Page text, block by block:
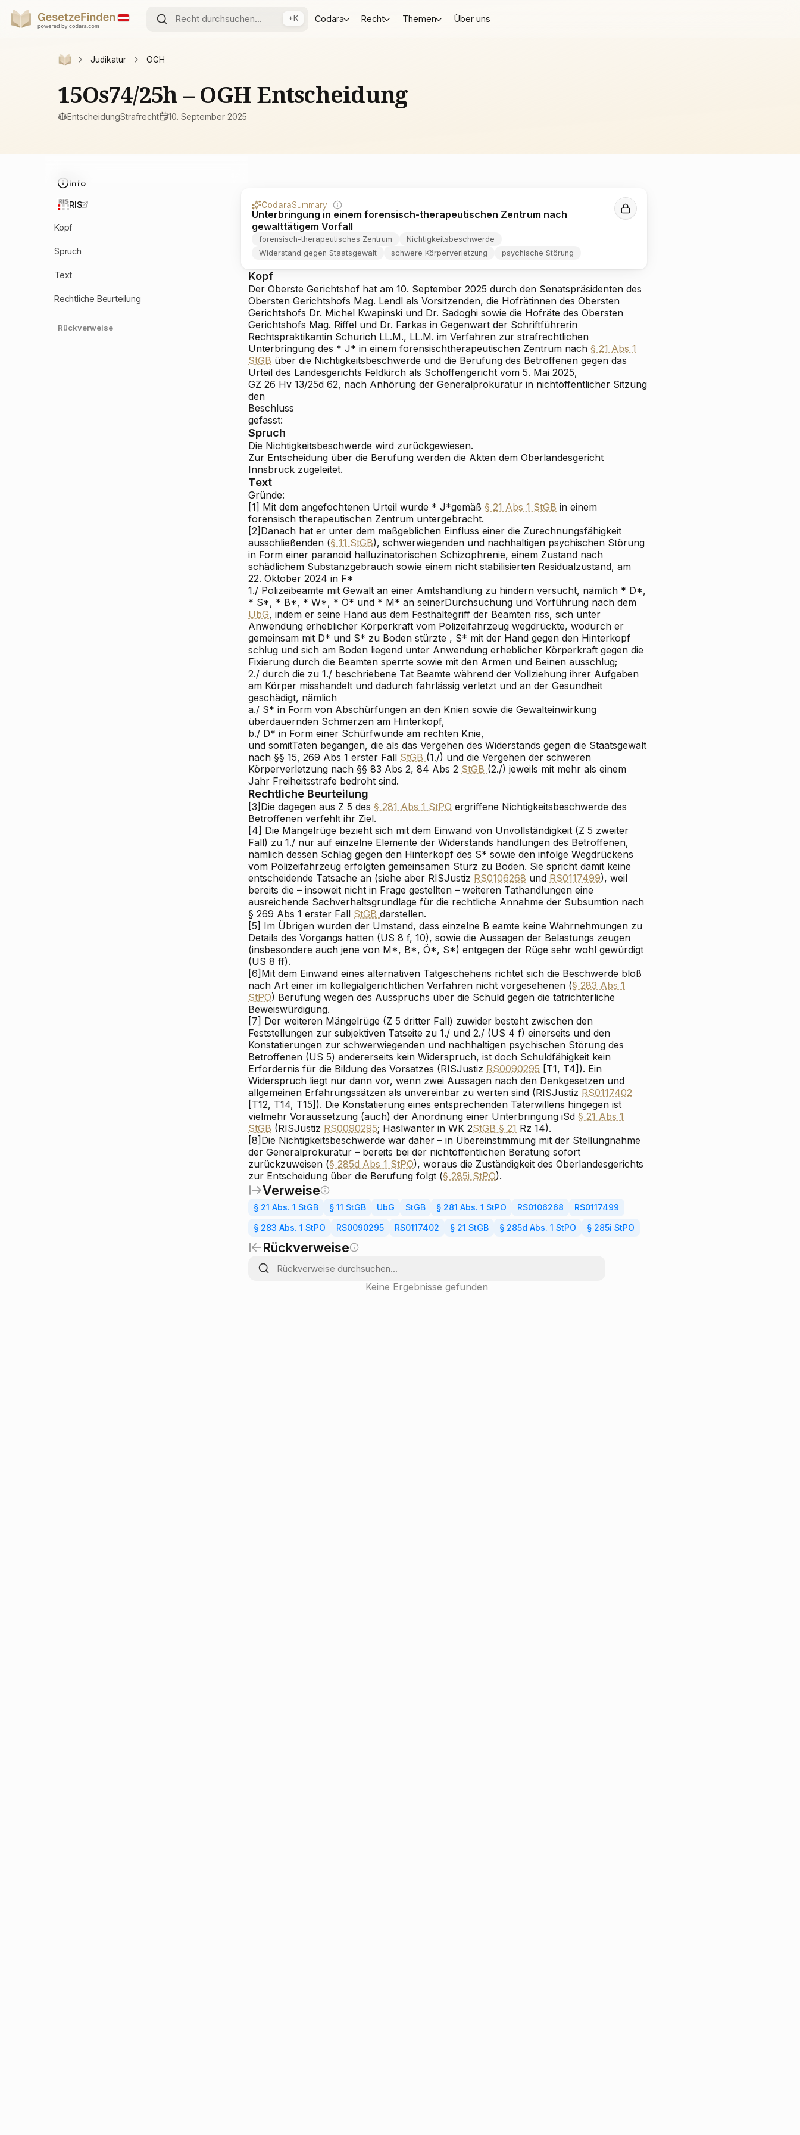
+K Codara Recht Themen Über uns
Judikatur OGH
15Os74/25h – OGH Entscheidung
EntscheidungStrafrecht 10. September 2025
Info
RIS
Kopf
Spruch
Text
Rechtliche Beurteilung
Rückverweise
CodaraSummary
Unterbringung in einem forensisch-therapeutischen Zentrum nach
gewalttätigem Vorfall
forensisch-therapeutisches Zentrum
Nichtigkeitsbeschwerde
Widerstand gegen Staatsgewalt
schwere Körperverletzung psychische Störung
Kopf
Der Oberste Gerichtshof hat am 10. September 2025 durch den Senatspräsidenten des
Obersten Gerichtshofs Mag. Lendl als Vorsitzenden, die Hofrätinnen des Obersten
Gerichtshofs Dr. Michel Kwapinski und Dr. Sadoghi sowie die Hofräte des Obersten
Gerichtshofs Mag. Riffel und Dr. Farkas in Gegenwart der Schriftführerin
Rechtspraktikantin Schurich LL.M., LL.M. im Verfahren zur strafrechtlichen
Unterbringung des * J* in einem forensischtherapeutischen Zentrum nach § 21 Abs 1
StGB über die Nichtigkeitsbeschwerde und die Berufung des Betroffenen gegen das
Urteil des Landesgerichts Feldkirch als Schöffengericht vom 5. Mai 2025,
GZ 26 Hv 13/25d 62, nach Anhörung der Generalprokuratur in nichtöffentlicher Sitzung
den
Beschluss
gefasst:
Spruch
Die Nichtigkeitsbeschwerde wird zurückgewiesen.
Zur Entscheidung über die Berufung werden die Akten dem Oberlandesgericht
Innsbruck zugeleitet.
Text
Gründe:
[1] Mit dem angefochtenen Urteil wurde * J*gemäß § 21 Abs 1 StGB in einem
forensisch therapeutischen Zentrum untergebracht.
[2] Danach hat er unter dem maßgeblichen Einfluss einer die Zurechnungsfähigkeit
ausschließenden (§ 11 StGB), schwerwiegenden und nachhaltigen psychischen Störung
in Form einer paranoid halluzinatorischen Schizophrenie, einem Zustand nach
schädlichem Substanzgebrauch sowie einem nicht stabilisierten Residualzustand, am
22. Oktober 2024 in F*
1./ Polizeibeamte mit Gewalt an einer Amtshandlung zu hindern versucht, nämlich * D*,
* S*, * B*, * W*, * Ö* und * M* an seinerDurchsuchung und Vorführung nach dem
UbG, indem er seine Hand aus dem Festhaltegriff der Beamten riss, sich unter
Anwendung erheblicher Körperkraft vom Polizeifahrzeug wegdrückte, wodurch er
gemeinsam mit D* und S* zu Boden stürzte , S* mit der Hand gegen den Hinterkopf
schlug und sich am Boden liegend unter Anwendung erheblicher Körperkraft gegen die
Fixierung durch die Beamten sperrte sowie mit den Armen und Beinen ausschlug;
2./ durch die zu 1./ beschriebene Tat Beamte während der Vollziehung ihrer Aufgaben
am Körper misshandelt und dadurch fahrlässig verletzt und an der Gesundheit
geschädigt, nämlich
a./ S* in Form von Abschürfungen an den Knien sowie die Gewalteinwirkung
überdauernden Schmerzen am Hinterkopf,
b./ D* in Form einer Schürfwunde am rechten Knie,
und somitTaten begangen, die als das Vergehen des Widerstands gegen die Staatsgewalt
nach §§ 15, 269 Abs 1 erster Fall StGB (1./) und die Vergehen der schweren
Körperverletzung nach §§ 83 Abs 2, 84 Abs 2 StGB (2./) jeweils mit mehr als einem
Jahr Freiheitsstrafe bedroht sind.
Rechtliche Beurteilung
[3] Die dagegen aus Z 5 des § 281 Abs 1 StPO ergriffene Nichtigkeitsbeschwerde des
Betroffenen verfehlt ihr Ziel.
[4] Die Mängelrüge bezieht sich mit dem Einwand von Unvollständigkeit (Z 5 zweiter
Fall) zu 1./ nur auf einzelne Elemente der Widerstands handlungen des Betroffenen,
nämlich dessen Schlag gegen den Hinterkopf des S* sowie den infolge Wegdrückens
vom Polizeifahrzeug erfolgten gemeinsamen Sturz zu Boden. Sie spricht damit keine
entscheidende Tatsache an (siehe aber RISJustiz RS0106268 und RS0117499), weil
bereits die – insoweit nicht in Frage gestellten – weiteren Tathandlungen eine
ausreichende Sachverhaltsgrundlage für die rechtliche Annahme der Subsumtion nach
§ 269 Abs 1 erster Fall StGB darstellen.
[5] Im Übrigen wurden der Umstand, dass einzelne B eamte keine Wahrnehmungen zu
Details des Vorgangs hatten (US 8 f, 10), sowie die Aussagen der Belastungs zeugen
(insbesondere auch jene von M*, B*, Ö*, S*) entgegen der Rüge sehr wohl gewürdigt
(US 8 ff).
[6] Mit dem Einwand eines alternativen Tatgeschehens richtet sich die Beschwerde bloß
nach Art einer im kollegialgerichtlichen Verfahren nicht vorgesehenen (§ 283 Abs 1
StPO) Berufung wegen des Ausspruchs über die Schuld gegen die tatrichterliche
Beweiswürdigung.
[7] Der weiteren Mängelrüge (Z 5 dritter Fall) zuwider besteht zwischen den
Feststellungen zur subjektiven Tatseite zu 1./ und 2./ (US 4 f) einerseits und den
Konstatierungen zur schwerwiegenden und nachhaltigen psychischen Störung des
Betroffenen (US 5) andererseits kein Widerspruch, ist doch Schuldfähigkeit kein
Erfordernis für die Bildung des Vorsatzes (RISJustiz RS0090295 [T1, T4]). Ein
Widerspruch liegt nur dann vor, wenn zwei Aussagen nach den Denkgesetzen und
allgemeinen Erfahrungssätzen als unvereinbar zu werten sind (RISJustiz RS0117402
[T12, T14, T15]). Die Konstatierung eines entsprechenden Täterwillens hingegen ist
vielmehr Voraussetzung (auch) der Anordnung einer Unterbringung iSd § 21 Abs 1
StGB (RISJustiz RS0090295; Haslwanter in WK 2StGB § 21 Rz 14).
[8] Die Nichtigkeitsbeschwerde war daher – in Übereinstimmung mit der Stellungnahme
der Generalprokuratur – bereits bei der nichtöffentlichen Beratung sofort
zurückzuweisen (§ 285d Abs 1 StPO), woraus die Zuständigkeit des Oberlandesgerichts
zur Entscheidung über die Berufung folgt (§ 285i StPO).
Verweise
§ 21 Abs. 1 StGB § 11 StGB UbG StGB § 281 Abs. 1 StPO RS0106268 RS0117499
§ 283 Abs. 1 StPO RS0090295 RS0117402 § 21 StGB § 285d Abs. 1 StPO § 285i StPO
Rückverweise
Keine Ergebnisse gefunden